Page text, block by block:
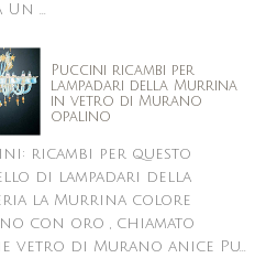
Un ...
Puccini ricambi per
lampadari della Murrina
in vetro di Murano
opalino
ricambi per questo
di lampadari della
la Murrina colore
con oro , chiamato
vetro di Murano anice Pu...